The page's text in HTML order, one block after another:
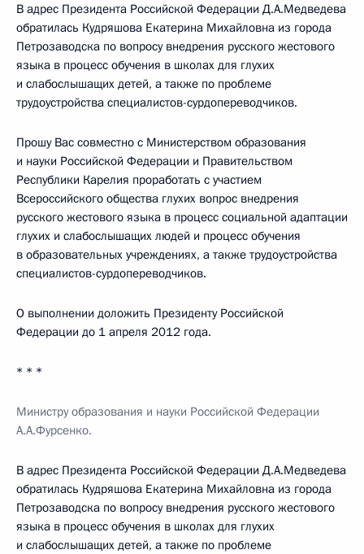
В адрес Президента Российской Федерации Д.А.Медведева
обратилась Кудряшова Екатерина Михайловна из города
Петрозаводска по вопросу внедрения русского жестового
языка в процесс обучения в школах для глухих
и слабослышащих детей, а также по проблеме
трудоустройства специалистов-сурдопереводчиков.
Прошу Вас совместно с Министерством образования
и науки Российской Федерации и Правительством
Республики Карелия проработать с участием
Всероссийского общества глухих вопрос внедрения
русского жестового языка в процесс социальной адаптации
глухих и слабослышащих людей и процесс обучения
в образовательных учреждениях, а также трудоустройства
специалистов-сурдопереводчиков.
О выполнении доложить Президенту Российской
Федерации до 1 апреля 2012 года.
* * *
Министру образования и науки Российской Федерации
А.А.Фурсенко.
В адрес Президента Российской Федерации Д.А.Медведева
обратилась Кудряшова Екатерина Михайловна из города
Петрозаводска по вопросу внедрения русского жестового
языка в процесс обучения в школах для глухих
и слабослышащих детей, а также по проблеме